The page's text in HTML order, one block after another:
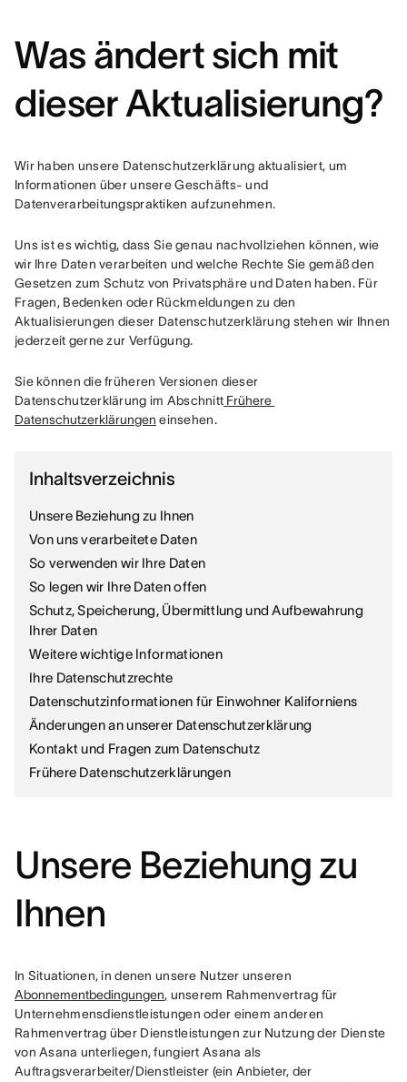
Was ändert sich mit
dieser Aktualisierung?
Wir haben unsere Datenschutzerklärung aktualisiert, um
Informationen über unsere Geschäfts- und
Datenverarbeitungspraktiken aufzunehmen.
Uns ist es wichtig, dass Sie genau nachvollziehen können, wie
wir Ihre Daten verarbeiten und welche Rechte Sie gemäß den
Gesetzen zum Schutz von Privatsphäre und Daten haben. Für
Fragen, Bedenken oder Rückmeldungen zu den
Aktualisierungen dieser Datenschutzerklärung stehen wir Ihnen
jederzeit gerne zur Verfügung.
Sie können die früheren Versionen dieser
Datenschutzerklärung im Abschnitt Frühere
Datenschutzerklärungen einsehen.
Inhaltsverzeichnis
Unsere Beziehung zu Ihnen
Von uns verarbeitete Daten
So verwenden wir Ihre Daten
So legen wir Ihre Daten offen
Schutz, Speicherung, Übermittlung und Aufbewahrung
Ihrer Daten
Weitere wichtige Informationen
Ihre Datenschutzrechte
Datenschutzinformationen für Einwohner Kaliforniens
Änderungen an unserer Datenschutzerklärung
Kontakt und Fragen zum Datenschutz
Frühere Datenschutzerklärungen
Unsere Beziehung zu
Ihnen
Abonnementbedingungen, unserem Rahmenvertrag für
Unternehmensdienstleistungen oder einem anderen
Rahmenvertrag über Dienstleistungen zur Nutzung der Dienste
von Asana unterliegen, fungiert Asana als
Auftragsverarbeiter/Dienstleister (ein Anbieter, der